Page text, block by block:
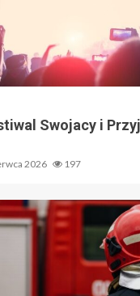
Swojacy i
2026 197